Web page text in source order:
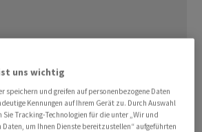
nach oben. Der japanische
gewann 0,86 Prozent auf 38 487,24
er nicht nur ein neues 34-
uns wichtig
speichern und greifen auf personenbezogene Daten
Kennungen auf Ihrem Gerät zu. Durch Auswahl
Tracking-Technologien für die unter „Wir und
um Ihnen Dienste bereitzustellen“ aufgeführten